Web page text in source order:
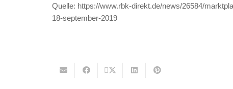
Quelle: https://www.rbk-direkt.de/news/26584/
18-september-2019